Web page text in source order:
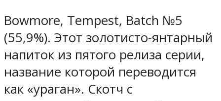
Bowmore, Tempest, Batch №5
(55,9%). Этот золотисто-янтарный
напиток из пятого релиза серии,
название которой переводится
как «ураган». Скотч с